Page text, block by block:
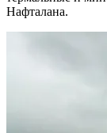
Нафталана.